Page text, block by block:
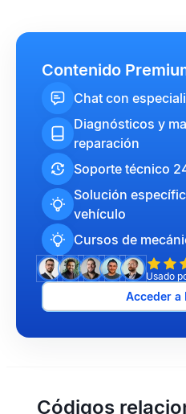
Contenido
Chat con
Diagnósticos y
reparación
Soporte técnico
Solución
vehículo
Cursos de
Usado
Acceder a
Códigos